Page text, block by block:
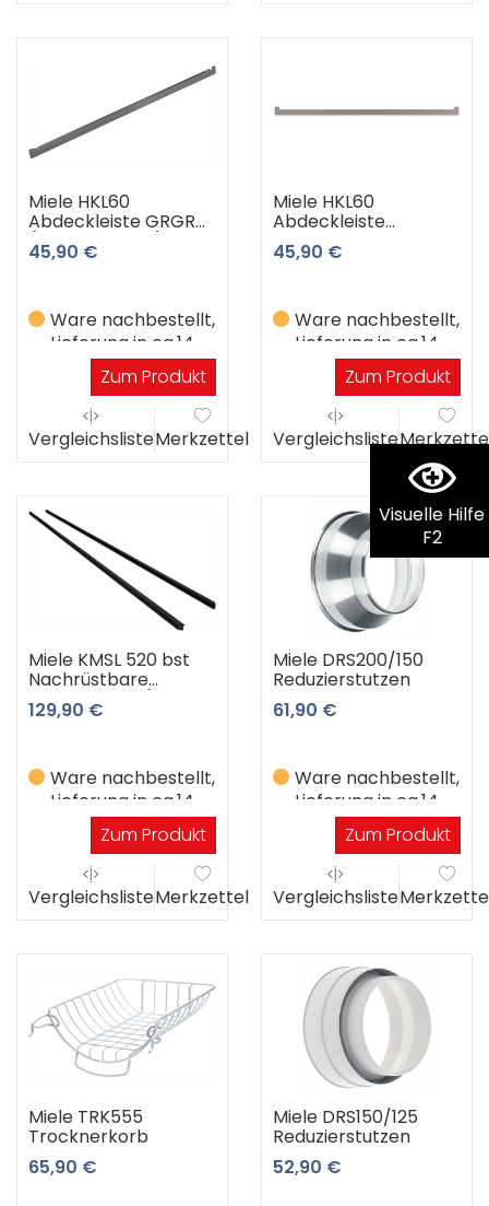
Visuelle Hilfe
F2
Miele HKL60
Abdeckleiste GRGR
(Graphit-Grau)
45,90 €
Ware nachbestellt,
Lieferung in ca.14
Werktagen
Zum Produkt
VergleichslisteMerkzettel
Miele HKL60
Abdeckleiste
pearlbeige
(Pearlbeige)
45,90 €
Ware nachbestellt,
Lieferung in ca.14
Werktagen
Zum Produkt
Vergleichsliste
Miele KMSL 520 bst
Nachrüstbare
Seitenleisten (2
Stück) (schwarz)
129,90 €
Ware nachbestellt,
Lieferung in ca.14
Werktagen
Zum Produkt
VergleichslisteMerkzettel
Miele DRS200/150
Reduzierstutzen
61,90 €
Ware nachbestellt,
Lieferung in ca.14
Werktagen
Zum Produkt
Vergleichsliste
Miele TRK555
Trocknerkorb
65,90 €
Miele DRS150/125
Reduzierstutzen
52,90 €